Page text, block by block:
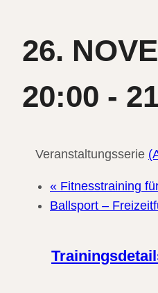
26.
20:00 -
Veranstaltungsserie
« Fitnesstraining
Ballsport –